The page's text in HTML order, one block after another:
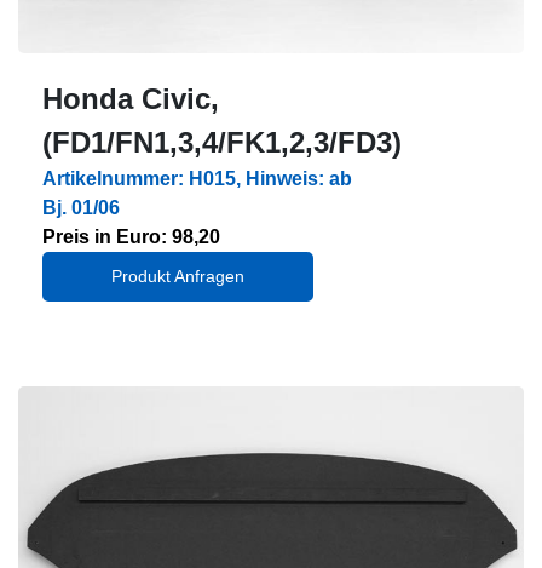
Honda Civic,
(FD1/FN1,3,4/FK1,2,3/FD3)
Artikelnummer: H015, Hinweis: ab
Bj. 01/06
Preis in Euro: 98,20
Produkt Anfragen